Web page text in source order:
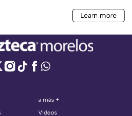
a más +
Videos